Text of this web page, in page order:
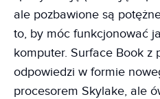
ale pozbawione są
to, by móc funkcjonować
komputer. Surface Book z
odpowiedzi w formie
procesorem Skylake, ale